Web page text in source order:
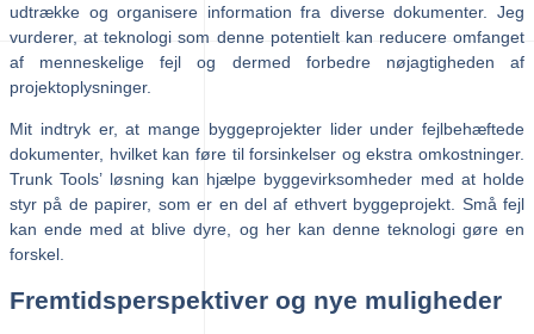
udtrække og organisere information fra diverse dokumenter. Jeg
vurderer, at teknologi som denne potentielt kan reducere omfanget
af menneskelige fejl og dermed forbedre nøjagtigheden af
projektoplysninger.
Mit indtryk er, at mange byggeprojekter lider under fejlbehæftede
dokumenter, hvilket kan føre til forsinkelser og ekstra omkostninger.
Trunk Tools’ løsning kan hjælpe byggevirksomheder med at holde
styr på de papirer, som er en del af ethvert byggeprojekt. Små fejl
kan ende med at blive dyre, og her kan denne teknologi gøre en
forskel.
Fremtidsperspektiver og nye muligheder